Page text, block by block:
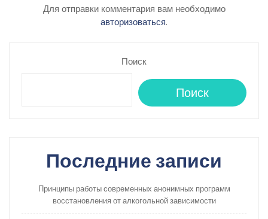
Для отправки комментария вам необходимо
авторизоваться.
Поиск
Поиск
Последние записи
Принципы работы современных анонимных программ
восстановления от алкогольной зависимости